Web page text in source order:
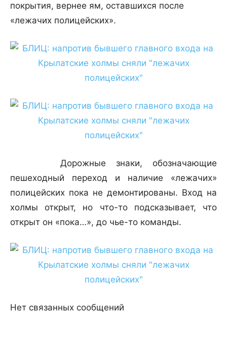
покрытия, вернее ям, оставшихся после
«лежачих полицейских».
Дорожные знаки, обозначающие
пешеходный переход и наличие «лежачих»
полицейских пока не демонтированы. Вход на
холмы открыт, но что-то подсказывает, что
открыт он «пока…», до чье-то команды.
Нет связанных сообщений